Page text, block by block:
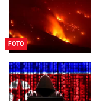
FOTO